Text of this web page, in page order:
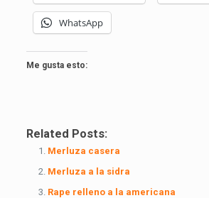
WhatsApp
Me gusta esto:
Related Posts:
Merluza casera
Merluza a la sidra
Rape relleno a la americana